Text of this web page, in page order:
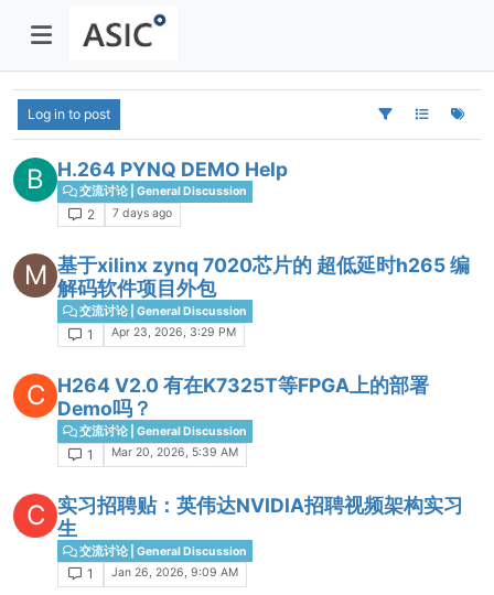
Log in to post
B H.264 PYNQ DEMO Help
交流讨论 | General Discussion
2 7 days ago
M 基于xilinx zynq 7020芯片的 超低延时h265 编
解码软件项目外包
交流讨论 | General Discussion
1 Apr 23, 2026, 3:29 PM
C
H264 V2.0 有在K7325T等FPGA上的部署
Demo吗？
交流讨论 | General Discussion
1 Mar 20, 2026, 5:39 AM
C
实习招聘贴：英伟达NVIDIA招聘视频架构实习
生
交流讨论 | General Discussion
1 Jan 26, 2026, 9:09 AM